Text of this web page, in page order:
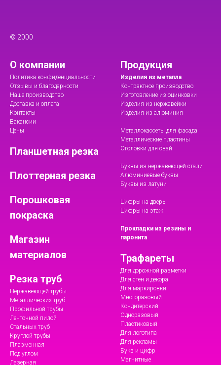
© 2000
О компании
Политика конфиденциальности
Отзывы и благодарности
Наше производство
Доставка и оплата
Контакты
Вакансии
Цены
Планшетная резка
Плоттерная резка
Порошковая
покраска
Магазин
материалов
Резка труб
Нержавеющей трубы
Металлических труб
Профильной трубы
Ленточной пилой
Стальных труб
Круглой трубы
Плазменная
Под углом
Лазерная
Продукция
Изделия из металла
Контрактное производство
Изготовление из оцинковки
Изделия из нержавейки
Изделия из алюминия
Металлокассеты для фасада
Металлические пластины
Оголовки для свай
Буквы из нержавеющей стали
Алюминиевые буквы
Буквы из латуни
Цифры на дверь
Цифры на этаж
Прокладки из резины и
паронита
Трафареты
Для дорожной разметки
Для стен и декора
Для маркировки
Многоразовый
Кондитерский
Одноразовый
Пластиковый
Для логотипа
Для рекламы
Букв и цифр
Магнитные